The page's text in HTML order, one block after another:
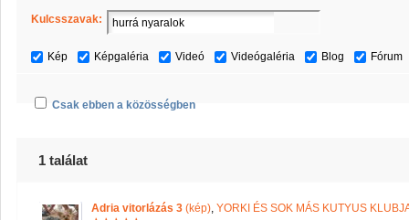
Kulcsszavak:
Kép Képgaléria Videó Videógaléria Blog Fórum
Csak ebben a közösségben
1 találat
Adria vitorlázás 3 (kép), YORKI ÉS SOK MÁS KUTYUS